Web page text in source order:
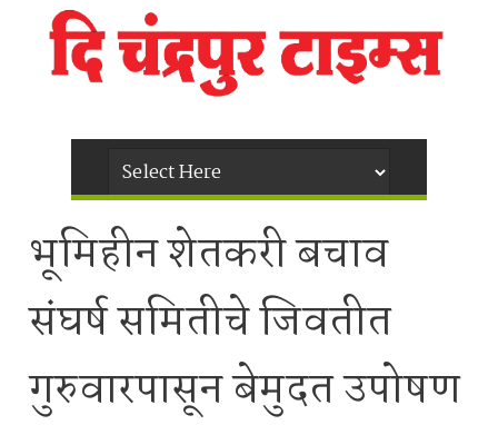
भूमिहीन शेतकरी बचाव
संघर्ष समितीचे जिवतीत
गुरुवारपासून बेमुदत उपोषण